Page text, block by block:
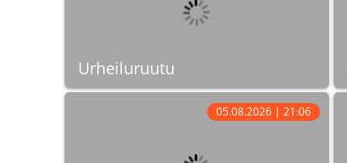
Urheiluruutu
05.08.2026 | 21:06